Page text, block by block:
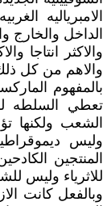
الامبرياليه
الداخل والخارج
والاكثر انتاجا
والاهم من كل
بالمفهوم
تعطي السلطه
الشعب ولكنها
وليس
المنتجين
للاثرياء وليس
وبالفعل كانت